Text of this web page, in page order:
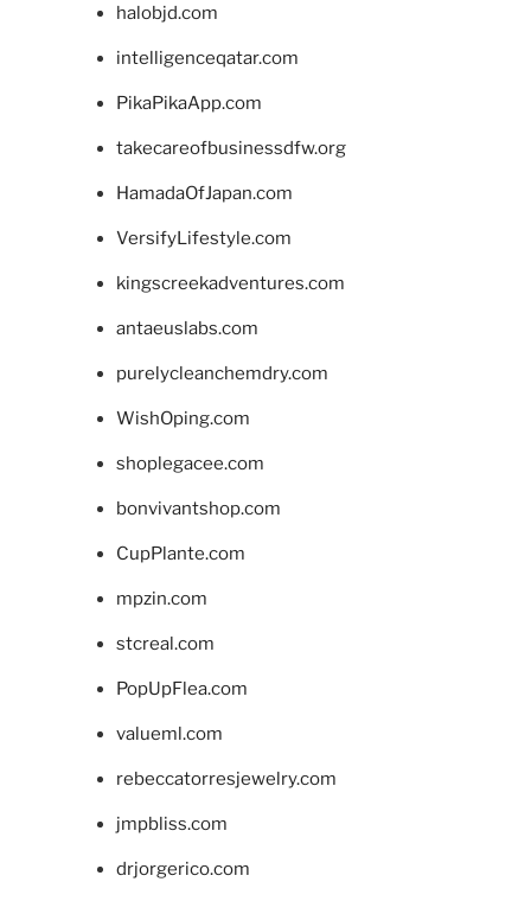
halobjd.com
intelligenceqatar.com
PikaPikaApp.com
takecareofbusinessdfw.org
HamadaOfJapan.com
VersifyLifestyle.com
kingscreekadventures.com
antaeuslabs.com
purelycleanchemdry.com
WishOping.com
shoplegacee.com
bonvivantshop.com
CupPlante.com
mpzin.com
stcreal.com
PopUpFlea.com
valueml.com
rebeccatorresjewelry.com
jmpbliss.com
drjorgerico.com